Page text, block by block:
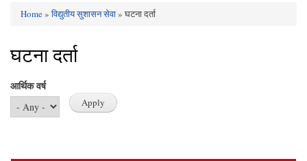
You are here
Home»विद्युतीय सुशासन सेवा» घटना दर्ता
घटना दर्ता
आर्थिक वर्ष